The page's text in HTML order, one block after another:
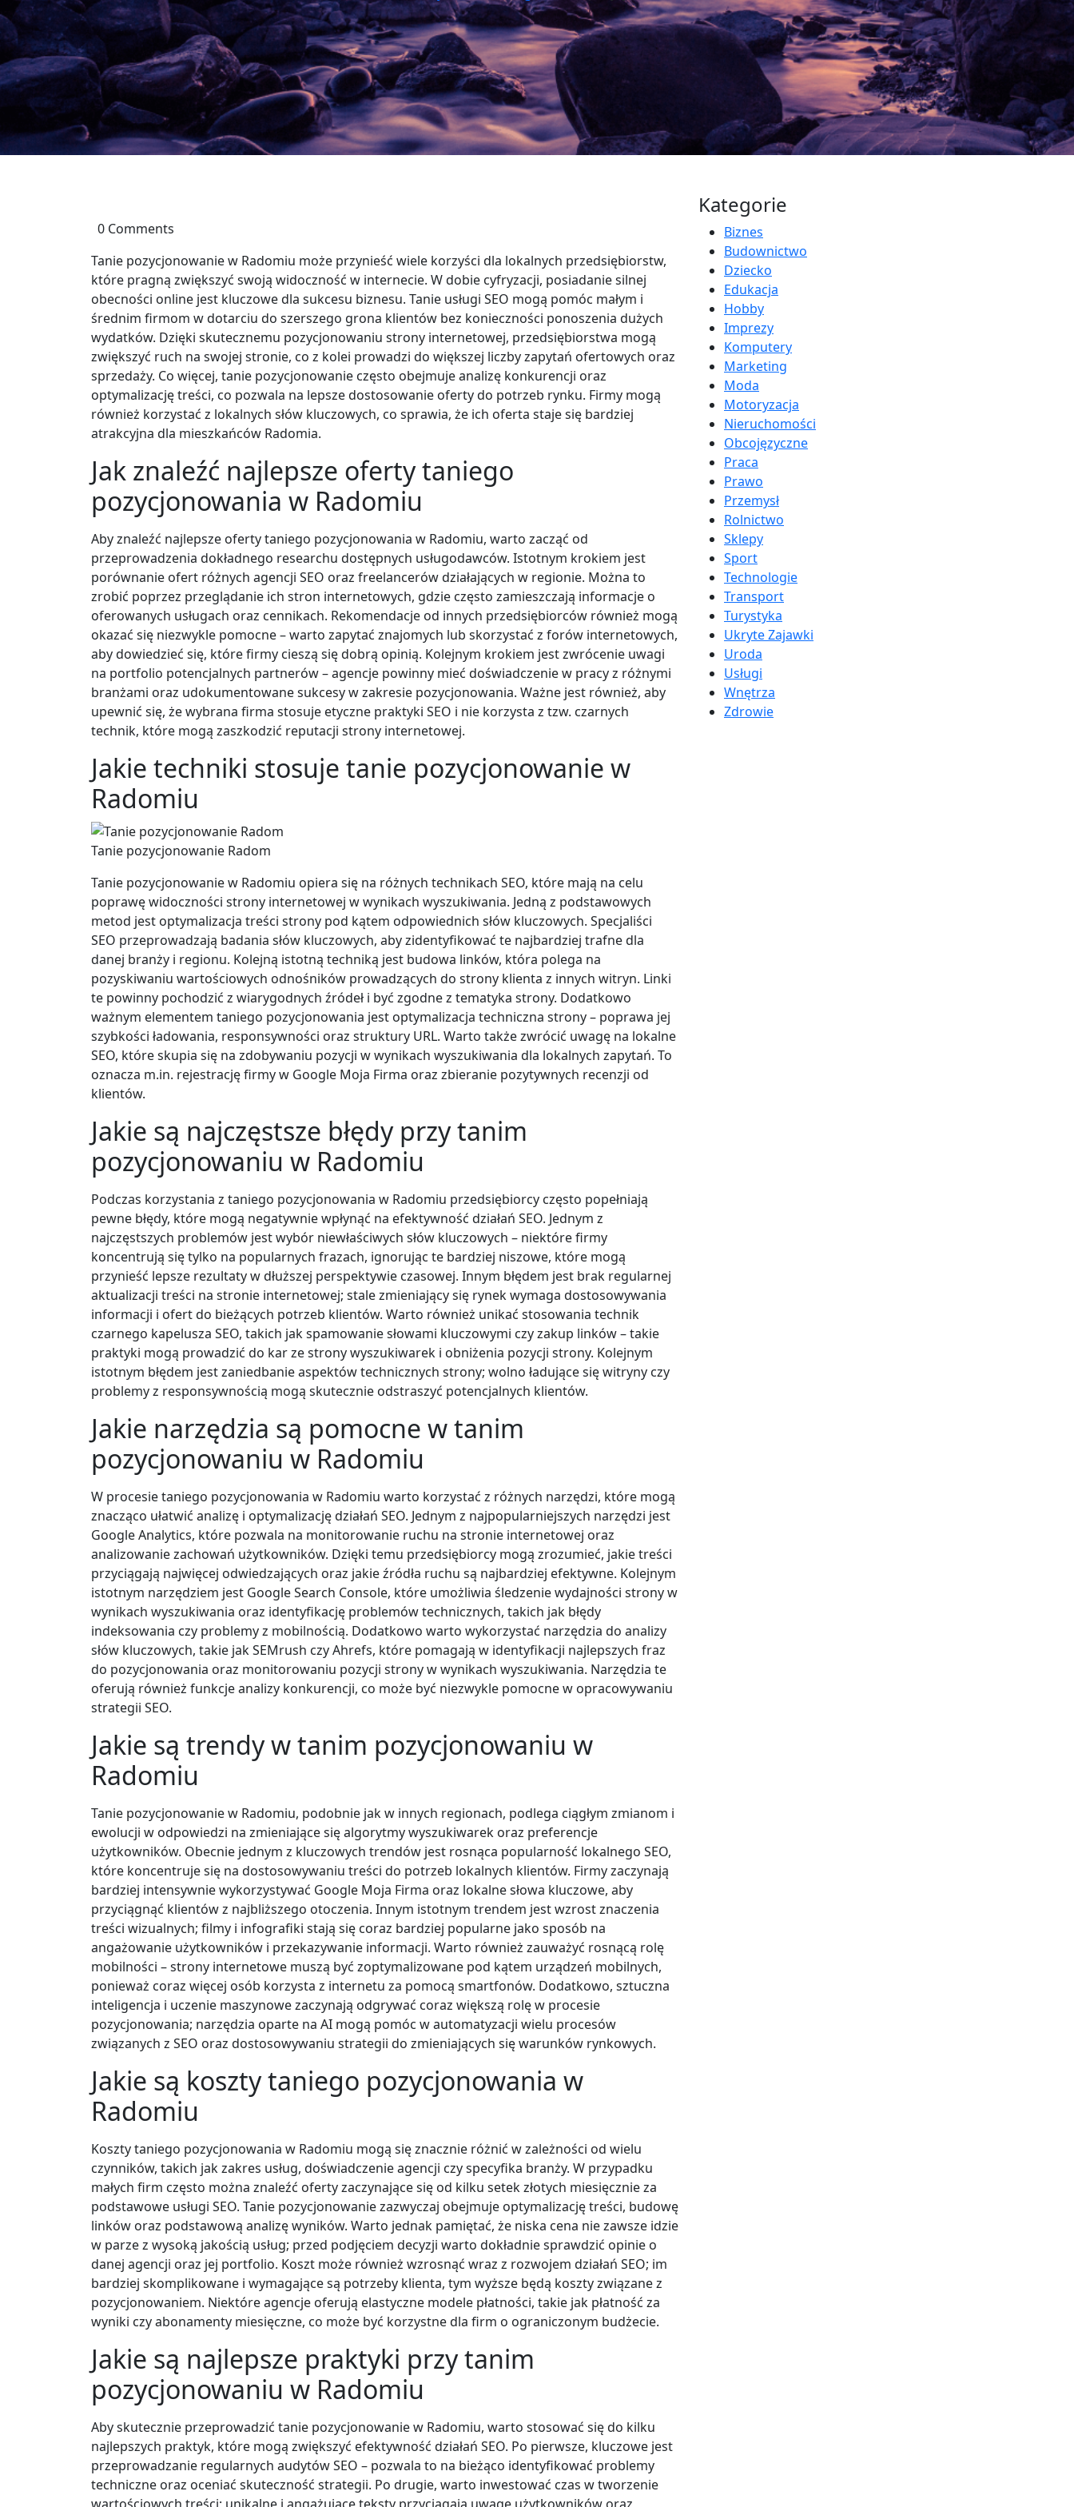
0 Comments
Tanie pozycjonowanie w Radomiu może przynieść wiele korzyści dla lokalnych przedsiębiorstw,
które pragną zwiększyć swoją widoczność w internecie. W dobie cyfryzacji, posiadanie silnej
obecności online jest kluczowe dla sukcesu biznesu. Tanie usługi SEO mogą pomóc małym i
średnim firmom w dotarciu do szerszego grona klientów bez konieczności ponoszenia dużych
wydatków. Dzięki skutecznemu pozycjonowaniu strony internetowej, przedsiębiorstwa mogą
zwiększyć ruch na swojej stronie, co z kolei prowadzi do większej liczby zapytań ofertowych oraz
sprzedaży. Co więcej, tanie pozycjonowanie często obejmuje analizę konkurencji oraz
optymalizację treści, co pozwala na lepsze dostosowanie oferty do potrzeb rynku. Firmy mogą
również korzystać z lokalnych słów kluczowych, co sprawia, że ich oferta staje się bardziej
atrakcyjna dla mieszkańców Radomia.
Jak znaleźć najlepsze oferty taniego
pozycjonowania w Radomiu
Aby znaleźć najlepsze oferty taniego pozycjonowania w Radomiu, warto zacząć od
przeprowadzenia dokładnego researchu dostępnych usługodawców. Istotnym krokiem jest
porównanie ofert różnych agencji SEO oraz freelancerów działających w regionie. Można to
zrobić poprzez przeglądanie ich stron internetowych, gdzie często zamieszczają informacje o
oferowanych usługach oraz cennikach. Rekomendacje od innych przedsiębiorców również mogą
okazać się niezwykle pomocne – warto zapytać znajomych lub skorzystać z forów internetowych,
aby dowiedzieć się, które firmy cieszą się dobrą opinią. Kolejnym krokiem jest zwrócenie uwagi
na portfolio potencjalnych partnerów – agencje powinny mieć doświadczenie w pracy z różnymi
branżami oraz udokumentowane sukcesy w zakresie pozycjonowania. Ważne jest również, aby
upewnić się, że wybrana firma stosuje etyczne praktyki SEO i nie korzysta z tzw. czarnych
technik, które mogą zaszkodzić reputacji strony internetowej.
Jakie techniki stosuje tanie pozycjonowanie w
Radomiu
Tanie pozycjonowanie Radom
Tanie pozycjonowanie w Radomiu opiera się na różnych technikach SEO, które mają na celu
poprawę widoczności strony internetowej w wynikach wyszukiwania. Jedną z podstawowych
metod jest optymalizacja treści strony pod kątem odpowiednich słów kluczowych. Specjaliści
SEO przeprowadzają badania słów kluczowych, aby zidentyfikować te najbardziej trafne dla
danej branży i regionu. Kolejną istotną techniką jest budowa linków, która polega na
pozyskiwaniu wartościowych odnośników prowadzących do strony klienta z innych witryn. Linki
te powinny pochodzić z wiarygodnych źródeł i być zgodne z tematyka strony. Dodatkowo
ważnym elementem taniego pozycjonowania jest optymalizacja techniczna strony – poprawa jej
szybkości ładowania, responsywności oraz struktury URL. Warto także zwrócić uwagę na lokalne
SEO, które skupia się na zdobywaniu pozycji w wynikach wyszukiwania dla lokalnych zapytań. To
oznacza m.in. rejestrację firmy w Google Moja Firma oraz zbieranie pozytywnych recenzji od
klientów.
Jakie są najczęstsze błędy przy tanim
pozycjonowaniu w Radomiu
Podczas korzystania z taniego pozycjonowania w Radomiu przedsiębiorcy często popełniają
pewne błędy, które mogą negatywnie wpłynąć na efektywność działań SEO. Jednym z
najczęstszych problemów jest wybór niewłaściwych słów kluczowych – niektóre firmy
koncentrują się tylko na popularnych frazach, ignorując te bardziej niszowe, które mogą
przynieść lepsze rezultaty w dłuższej perspektywie czasowej. Innym błędem jest brak regularnej
aktualizacji treści na stronie internetowej; stale zmieniający się rynek wymaga dostosowywania
informacji i ofert do bieżących potrzeb klientów. Warto również unikać stosowania technik
czarnego kapelusza SEO, takich jak spamowanie słowami kluczowymi czy zakup linków – takie
praktyki mogą prowadzić do kar ze strony wyszukiwarek i obniżenia pozycji strony. Kolejnym
istotnym błędem jest zaniedbanie aspektów technicznych strony; wolno ładujące się witryny czy
problemy z responsywnością mogą skutecznie odstraszyć potencjalnych klientów.
Jakie narzędzia są pomocne w tanim
pozycjonowaniu w Radomiu
W procesie taniego pozycjonowania w Radomiu warto korzystać z różnych narzędzi, które mogą
znacząco ułatwić analizę i optymalizację działań SEO. Jednym z najpopularniejszych narzędzi jest
Google Analytics, które pozwala na monitorowanie ruchu na stronie internetowej oraz
analizowanie zachowań użytkowników. Dzięki temu przedsiębiorcy mogą zrozumieć, jakie treści
przyciągają najwięcej odwiedzających oraz jakie źródła ruchu są najbardziej efektywne. Kolejnym
istotnym narzędziem jest Google Search Console, które umożliwia śledzenie wydajności strony w
wynikach wyszukiwania oraz identyfikację problemów technicznych, takich jak błędy
indeksowania czy problemy z mobilnością. Dodatkowo warto wykorzystać narzędzia do analizy
słów kluczowych, takie jak SEMrush czy Ahrefs, które pomagają w identyfikacji najlepszych fraz
do pozycjonowania oraz monitorowaniu pozycji strony w wynikach wyszukiwania. Narzędzia te
oferują również funkcje analizy konkurencji, co może być niezwykle pomocne w opracowywaniu
strategii SEO.
Jakie są trendy w tanim pozycjonowaniu w
Radomiu
Tanie pozycjonowanie w Radomiu, podobnie jak w innych regionach, podlega ciągłym zmianom i
ewolucji w odpowiedzi na zmieniające się algorytmy wyszukiwarek oraz preferencje
użytkowników. Obecnie jednym z kluczowych trendów jest rosnąca popularność lokalnego SEO,
które koncentruje się na dostosowywaniu treści do potrzeb lokalnych klientów. Firmy zaczynają
bardziej intensywnie wykorzystywać Google Moja Firma oraz lokalne słowa kluczowe, aby
przyciągnąć klientów z najbliższego otoczenia. Innym istotnym trendem jest wzrost znaczenia
treści wizualnych; filmy i infografiki stają się coraz bardziej popularne jako sposób na
angażowanie użytkowników i przekazywanie informacji. Warto również zauważyć rosnącą rolę
mobilności – strony internetowe muszą być zoptymalizowane pod kątem urządzeń mobilnych,
ponieważ coraz więcej osób korzysta z internetu za pomocą smartfonów. Dodatkowo, sztuczna
inteligencja i uczenie maszynowe zaczynają odgrywać coraz większą rolę w procesie
pozycjonowania; narzędzia oparte na AI mogą pomóc w automatyzacji wielu procesów
związanych z SEO oraz dostosowywaniu strategii do zmieniających się warunków rynkowych.
Jakie są koszty taniego pozycjonowania w
Radomiu
Koszty taniego pozycjonowania w Radomiu mogą się znacznie różnić w zależności od wielu
czynników, takich jak zakres usług, doświadczenie agencji czy specyfika branży. W przypadku
małych firm często można znaleźć oferty zaczynające się od kilku setek złotych miesięcznie za
podstawowe usługi SEO. Tanie pozycjonowanie zazwyczaj obejmuje optymalizację treści, budowę
linków oraz podstawową analizę wyników. Warto jednak pamiętać, że niska cena nie zawsze idzie
w parze z wysoką jakością usług; przed podjęciem decyzji warto dokładnie sprawdzić opinie o
danej agencji oraz jej portfolio. Koszt może również wzrosnąć wraz z rozwojem działań SEO; im
bardziej skomplikowane i wymagające są potrzeby klienta, tym wyższe będą koszty związane z
pozycjonowaniem. Niektóre agencje oferują elastyczne modele płatności, takie jak płatność za
wyniki czy abonamenty miesięczne, co może być korzystne dla firm o ograniczonym budżecie.
Jakie są najlepsze praktyki przy tanim
pozycjonowaniu w Radomiu
Aby skutecznie przeprowadzić tanie pozycjonowanie w Radomiu, warto stosować się do kilku
najlepszych praktyk, które mogą zwiększyć efektywność działań SEO. Po pierwsze, kluczowe jest
przeprowadzanie regularnych audytów SEO – pozwala to na bieżąco identyfikować problemy
techniczne oraz oceniać skuteczność strategii. Po drugie, warto inwestować czas w tworzenie
Kategorie
Biznes
Budownictwo
Dziecko
Edukacja
Hobby
Imprezy
Komputery
Marketing
Moda
Motoryzacja
Nieruchomości
Obcojęzyczne
Praca
Prawo
Przemysł
Rolnictwo
Sklepy
Sport
Technologie
Transport
Turystyka
Ukryte Zajawki
Uroda
Usługi
Wnętrza
Zdrowie